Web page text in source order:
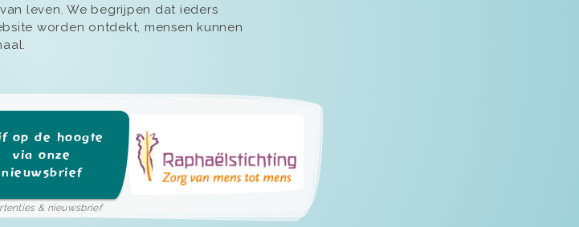
leven. We begrijpen dat ieders
worden ontdekt, mensen kunnen
op de hoogte
via onze
nieuwsbrief
& nieuwsbrief